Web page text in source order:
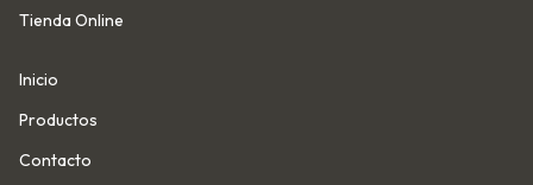
Tienda Online
Inicio
Productos
Contacto